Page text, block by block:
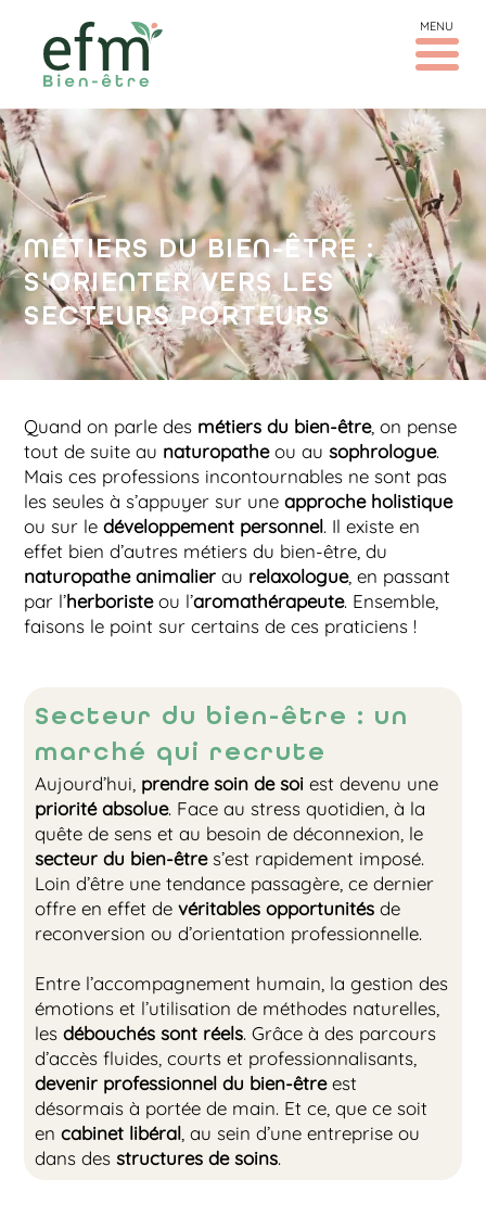
MENU
MÉTIERS DU BIEN-ÊTRE :
S'ORIENTER VERS LES
SECTEURS PORTEURS
Quand on parle des métiers du bien-être, on pense
tout de suite au naturopatheou ausophrologue.
Mais ces professions incontournables ne sont pas
les seules à s’appuyer sur uneapproche holistique
ou sur ledéveloppement personnel. Il existe en
effet bien d’autres métiers du bien-être, du
naturopathe animalier au relaxologue, en passant
par l’herboristeou l’aromathérapeute. Ensemble,
faisons le point sur certains de ces praticiens !
Secteur du bien-être : un
marché qui recrute
Aujourd’hui, prendre soin de soi est devenu une
priorité absolue. Face au stress quotidien, à la
quête de sens et au besoin de déconnexion, le
secteur du bien-êtres’est rapidement imposé.
Loin d’être une tendance passagère, ce dernier
offre en effet devéritables opportunités de
reconversion ou d’orientation professionnelle.
Entre l’accompagnement humain, la gestion des
émotions et l’utilisation de méthodes naturelles,
lesdébouchés sont réels. Grâce à des parcours
d’accès fluides, courts et professionnalisants,
devenir professionnel du bien-êtreest
désormais à portée de main. Et ce, que ce soit
encabinet libéral , au sein d’une entreprise ou
dans desstructures de soins.